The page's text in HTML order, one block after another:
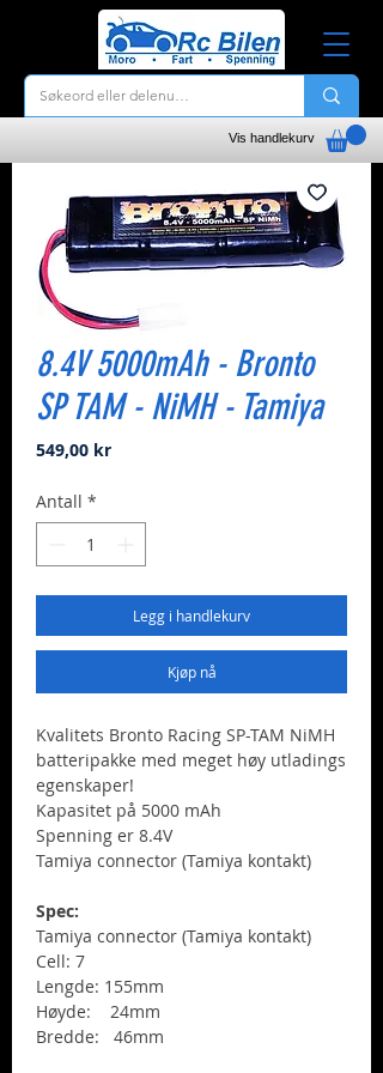
Vis handlekurv
8.4V 5000mAh - Bronto
SP TAM - NiMH - Tamiya
549,00 krPris
Antall *
Legg i handlekurv
Kjøp nå
Kvalitets Bronto Racing SP-TAM NiMH
batteripakke med meget høy utladings
egenskaper!
Kapasitet på 5000 mAh
Spenning er 8.4V
Tamiya connector (Tamiya kontakt)
Spec:
Tamiya connector (Tamiya kontakt)
Cell: 7
Lengde: 155mm
Høyde: 24mm
Bredde: 46mm